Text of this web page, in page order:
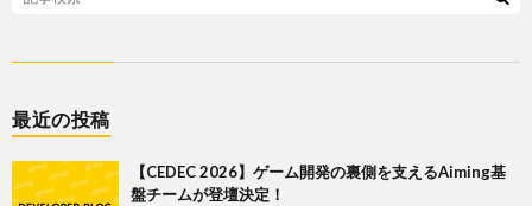
最近の投稿
【CEDEC 2026】ゲーム開発の裏側を支えるAiming基
盤チームが登壇決定！